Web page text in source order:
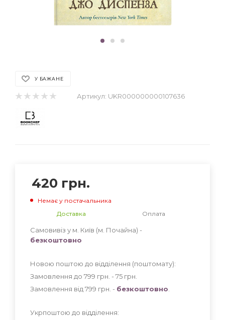
У БАЖАНЕ
Артикул: UKR000000000107636
420 грн.
Немає у постачальника
Доставка
Оплата
Самовивіз у м. Київ (м. Почайна) -
безкоштовно
Новою поштою до відділення (поштомату):
Замовлення до 799 грн. - 75 грн
Замовлення від 799 грн. - безкоштовно
Укрпоштою до відділення: